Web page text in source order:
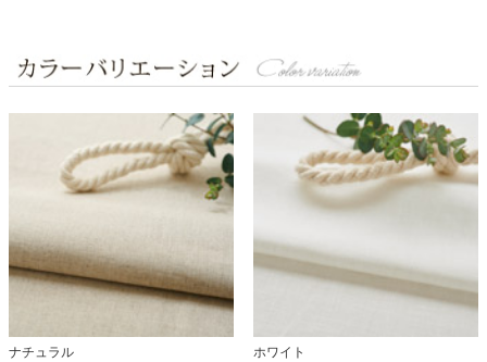
ナチュラル ホワイト